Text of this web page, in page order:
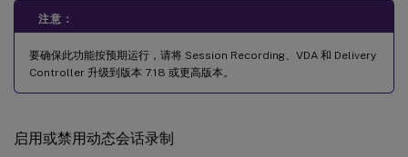
注意：
要确保此功能按预期运行，请将 Session Recording、VDA 和 Delivery
Controller 升级到版本 7.18 或更高版本。
启用或禁用动态会话录制